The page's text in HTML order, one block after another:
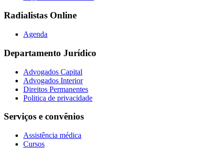
Radialistas Online
Agenda
Departamento Jurídico
Advogados Capital
Advogados Interior
Direitos Permanentes
Politica de privacidade
Serviços e convênios
Assistência médica
Cursos